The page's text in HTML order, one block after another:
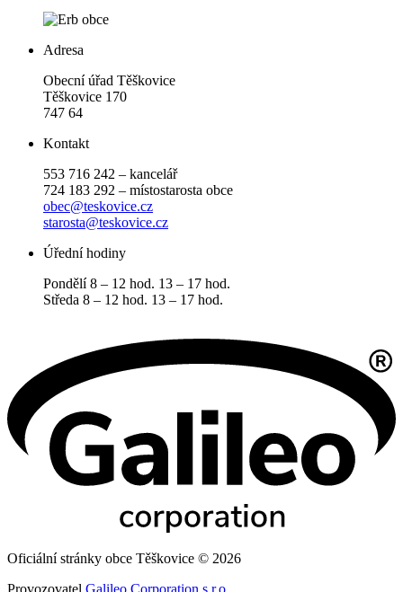
Adresa
Obecní úřad Těškovice
Těškovice 170
747 64
Kontakt
553 716 242 – kancelář
724 183 292 – místostarosta obce
obec@teskovice.cz
starosta@teskovice.cz
Úřední hodiny
Pondělí 8 – 12 hod. 13 – 17 hod.
Středa 8 – 12 hod. 13 – 17 hod.
Oficiální stránky obce Těškovice © 2026